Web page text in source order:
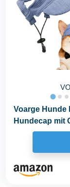
Voarge Hunde
Hundecap mit
Reise Hut,